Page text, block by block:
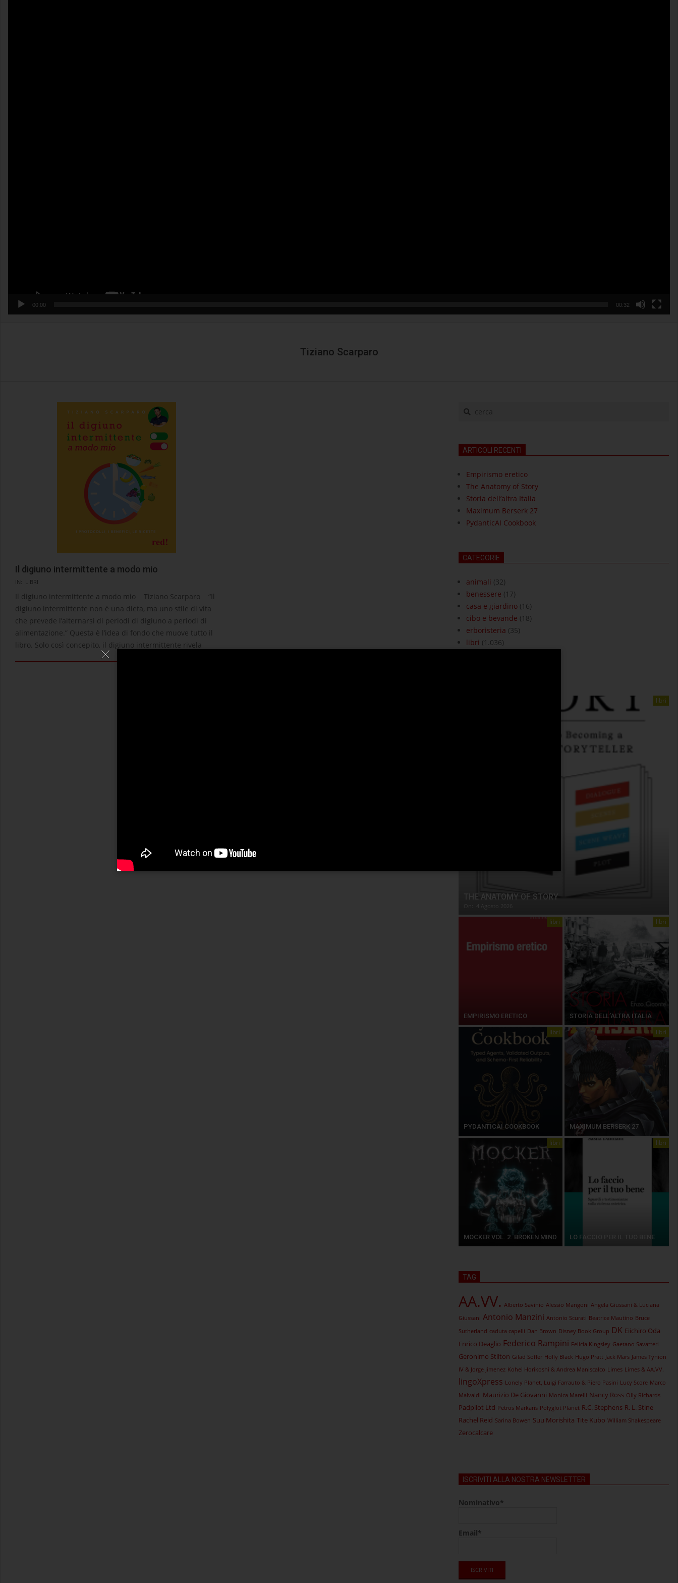
00:00 00:32
Tiziano Scarparo
Il digiuno intermittente a modo mio
2025-
08-
28
IN: LIBRI
Il digiuno intermittente a modo mio Tiziano Scarparo “Il
digiuno intermittente non è una dieta, ma uno stile di vita
che prevede l’alternarsi di periodi di digiuno a periodi di
alimentazione.” Questa è l’idea di fondo che muove tutto il
libro. Solo così concepito, il digiuno intermittente rivela
cerca
ARTICOLI RECENTI
Empirismo eretico
The Anatomy of Story
Storia dell’altra Italia
Maximum Berserk 27
PydanticAI Cookbook
CATEGORIE
animali (32)
benessere (17)
casa e giardino(16)
cibo e bevande (18)
erboristeria (35)
libri (1.036)
libri
THE ANATOMY OF STORY
libri
EMPIRISMO ERETICO
libri
STORIA DELL’ALTRA ITALIA
libri
PYDANTICAI COOKBOOK
libri
MAXIMUM BERSERK 27
libri
MOCKER VOL. 2. BROKEN MIND
libri
LO FACCIO PER IL TUO BENE
TAG
AA.VV. Alberto Savinio Alessio Mangoni Angela Giussani & Luciana
Giussani Antonio Manzini Antonio Scurati Beatrice Mautino Bruce
Sutherland caduta capelli Dan Brown Disney Book Group DK Eiichiro Oda
Enrico Deaglio Federico Rampini Felicia Kingsley Gaetano Savatteri
Geronimo Stilton Gilad Soffer Holly Black Hugo Pratt Jack Mars James Tynion
IV & Jorge Jimenez Kohei Horikoshi & Andrea Maniscalco Limes Limes & AA.VV.
lingoXpress Lonely Planet, Luigi Farrauto & Piero Pasini Lucy Score Marco
Malvaldi Maurizio De Giovanni Monica Marelli Nancy Ross Olly Richards
Padpilot Ltd Petros Markaris Polyglot Planet R.C. Stephens R. L. Stine
Rachel Reid Sarina Bowen Suu Morishita Tite Kubo William Shakespeare
Zerocalcare
ISCRIVITI ALLA NOSTRA NEWSLETTER
Nominativo*
Email*